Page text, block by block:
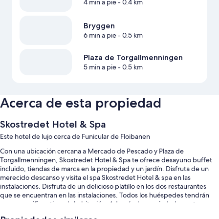
4 min a pie- 0.4 km
Bryggen
6 min a pie- 0.5 km
Plaza de Torgallmenningen
5 min a pie- 0.5 km
Acerca de esta propiedad
Skostredet Hotel & Spa
Este hotel de lujo cerca de Funicular de Floibanen
Con una ubicación cercana a Mercado de Pescado y Plaza de
Torgallmenningen, Skostredet Hotel & Spa te ofrece desayuno buffet
incluido, tiendas de marca en la propiedad y un jardín. Disfruta de un
merecido descanso y visita el spa Skostredet Hotel & spa en las
instalaciones. Disfruta de un delicioso platillo en los dos restaurantes
que se encuentran en las instalaciones. Todos los huéspedes tendrán
acceso a wifi gratis en la habitación. Además, la propiedad cuenta con